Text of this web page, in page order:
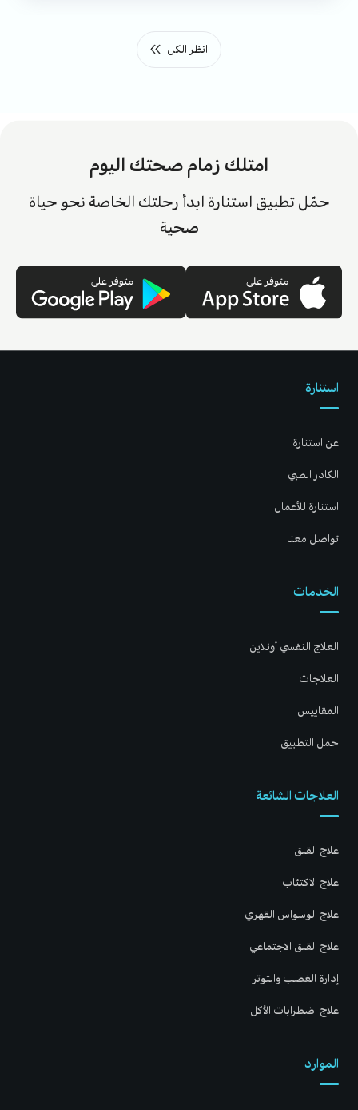
انظر الكل
امتلك زمام صحتك اليوم
حمّل تطبيق استنارة ابدأ رحلتك الخاصة نحو حياة
صحية
استنارة
عن استنارة
الكادر الطبي
استنارة للأعمال
تواصل معنا
الخدمات
العلاج النفسي أونلاين
العلاجات
المقاييس
حمل التطبيق
العلاجات الشائعة
علاج القلق
علاج الاكتئاب
علاج الوسواس القهري
علاج القلق الاجتماعي
إدارة الغضب والتوتر
علاج اضطرابات الأكل
الموارد